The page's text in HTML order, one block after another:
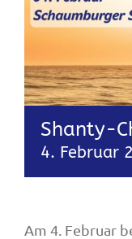
Shanty-
4. Februar
Am 4. Februar